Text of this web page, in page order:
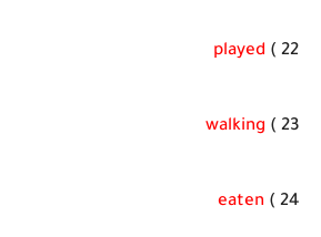
22 )
played
23 )
walking
24 )
eaten